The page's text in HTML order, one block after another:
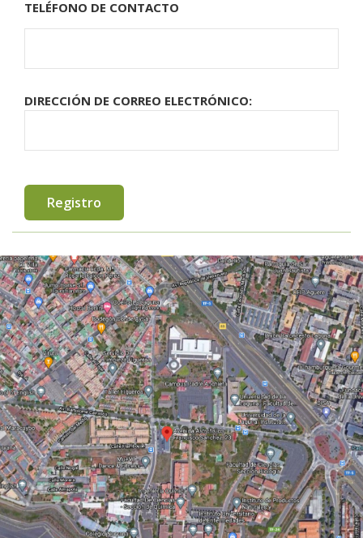
TELÉFONO DE CONTACTO
DIRECCIÓN DE CORREO ELECTRÓNICO: